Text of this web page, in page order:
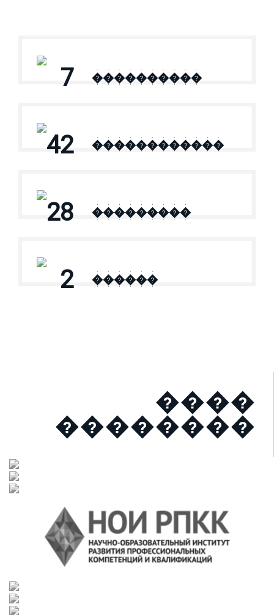
7 ����������
42 ������������
28 ���������
2 ������
����
��������